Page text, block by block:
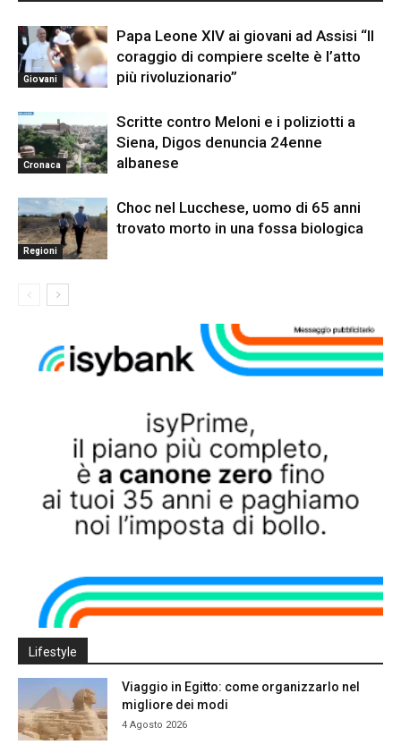
Giovani
Papa Leone XIV ai giovani ad Assisi “Il
coraggio di compiere scelte è l’atto
più rivoluzionario”
Cronaca
Scritte contro Meloni e i poliziotti a
Siena, Digos denuncia 24enne
albanese
Regioni
Choc nel Lucchese, uomo di 65 anni
trovato morto in una fossa biologica
Lifestyle
Viaggio in Egitto: come organizzarlo nel
migliore dei modi
4 Agosto 2026